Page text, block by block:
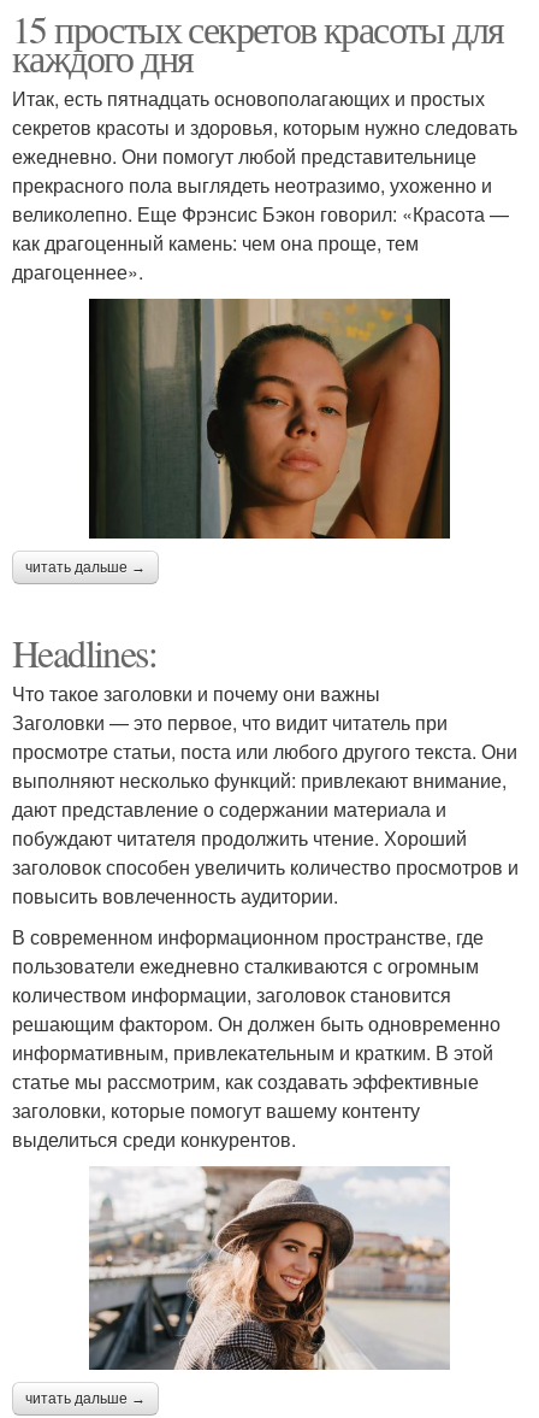
15 простых секретов красоты для
каждого дня
Итак, есть пятнадцать основополагающих и простых
секретов красоты и здоровья, которым нужно следовать
ежедневно. Они помогут любой представительнице
прекрасного пола выглядеть неотразимо, ухоженно и
великолепно. Еще Фрэнсис Бэкон говорил: «Красота —
как драгоценный камень: чем она проще, тем
драгоценнее».
читать дальше →
Headlines:
Что такое заголовки и почему они важны
Заголовки — это первое, что видит читатель при
просмотре статьи, поста или любого другого текста. Они
выполняют несколько функций: привлекают внимание,
дают представление о содержании материала и
побуждают читателя продолжить чтение. Хороший
заголовок способен увеличить количество просмотров и
повысить вовлеченность аудитории.
В современном информационном пространстве, где
пользователи ежедневно сталкиваются с огромным
количеством информации, заголовок становится
решающим фактором. Он должен быть одновременно
информативным, привлекательным и кратким. В этой
статье мы рассмотрим, как создавать эффективные
заголовки, которые помогут вашему контенту
выделиться среди конкурентов.
читать дальше →